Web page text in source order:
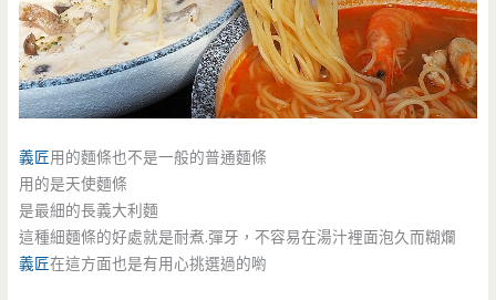
義匠用的麵條也不是一般的普通麵條
用的是天使麵條
是最細的長義大利麵
這種細麵條的好處就是耐煮.彈牙，不容易在湯汁裡面泡久而糊爛
義匠在這方面也是有用心挑選過的喲